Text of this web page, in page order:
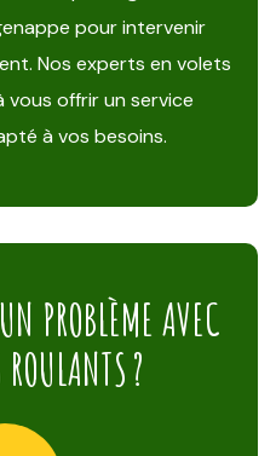
pour intervenir
Nos experts en volets
offrir un service
à vos besoins.
PROBLÈME AVEC
?